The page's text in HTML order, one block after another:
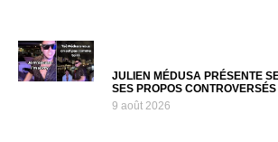
JULIEN MÉDUSA PRÉSENTE
SES PROPOS CONTROVERSÉS
9 août 2026